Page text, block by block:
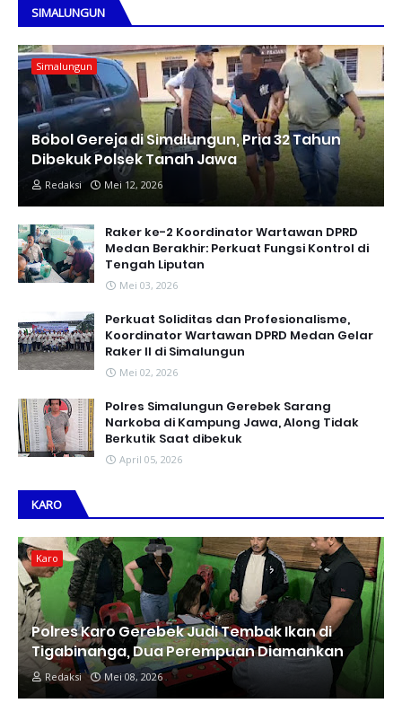
SIMALUNGUN
Simalungun
Bobol Gereja di Simalungun, Pria 32 Tahun
Dibekuk Polsek Tanah Jawa
Redaksi Mei 12, 2026
Raker ke-2 Koordinator Wartawan DPRD
Medan Berakhir: Perkuat Fungsi Kontrol di
Tengah Liputan
Mei 03, 2026
Perkuat Soliditas dan Profesionalisme,
Koordinator Wartawan DPRD Medan Gelar
Raker II di Simalungun
Mei 02, 2026
Polres Simalungun Gerebek Sarang
Narkoba di Kampung Jawa, Along Tidak
Berkutik Saat dibekuk
April 05, 2026
KARO
Karo
Polres Karo Gerebek Judi Tembak Ikan di
Tigabinanga, Dua Perempuan Diamankan
Redaksi Mei 08, 2026